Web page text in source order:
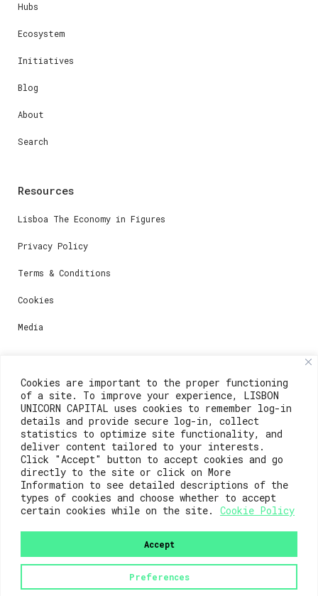
Cookies are important to the proper functioning
of a site. To improve your experience, LISBON
UNICORN CAPITAL uses cookies to remember log-in
details and provide secure log-in, collect
statistics to optimize site functionality, and
deliver content tailored to your interests.
Click "Accept" button to accept cookies and go
directly to the site or click on More
Information to see detailed descriptions of the
types of cookies and choose whether to accept
certain cookies while on the site.
Cookie Policy
Preferences
Accept
Hubs
Ecosystem
Initiatives
Blog
About
Search
Resources
Lisboa The Economy in Figures
Privacy Policy
Terms & Conditions
Cookies
Media
Contacts
For registration questions or support, email us at:
weare@lisboainnovation.com
For technical issues or additional support, email us
at:
support@lisboainnovation.com